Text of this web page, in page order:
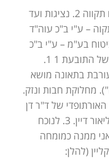
קזאז נגד נתבעות 1. עיריית פתח תקווה 2. נציגות ועד
פינה 26 פתח תקוה – ע"י ב"כ עוה"ד
חברה לביטוח בע"מ – ע"י ב"כ
עוה"ד אטד לוי החלטה בעניינה של התובעת 1 1.
הייתה מעורבת בתאונה מושא
מחלוקת חבות ונזק.
של ד"ר דן
צין; חוו"ד נגדית- ניתנה ע"י ד"ר ליאור דיין. 3. לנוכח
ממנה כמומחה
(להלן: